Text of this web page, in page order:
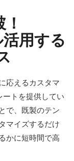
用する
応えるカスタマ
トを提供してい
で、既製のテン
マイズするだけ
かに短時間で高